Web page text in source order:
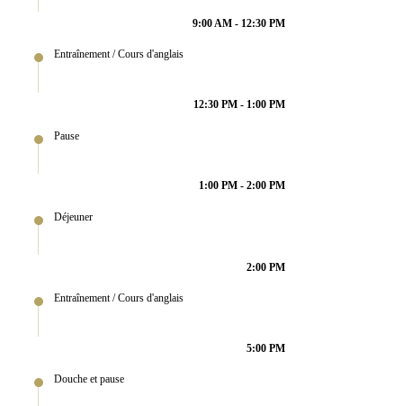
9:00 AM - 12:30 PM
Entraînement / Cours d'anglais
12:30 PM - 1:00 PM
Pause
1:00 PM - 2:00 PM
Déjeuner
2:00 PM
Entraînement / Cours d'anglais
5:00 PM
Douche et pause